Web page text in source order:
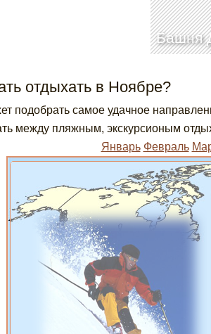
Башня
отдыхать в Ноябре?
подобрать самое удачное
между пляжным, экскурсионым
Январь Февраль